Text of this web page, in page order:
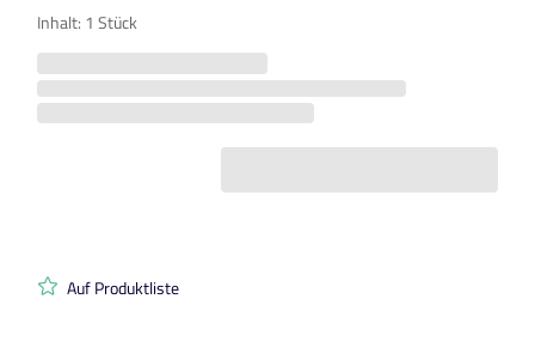
Inhalt: 1 Stück
Auf Produktliste